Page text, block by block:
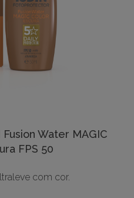
Water MAGIC
FPS 50
com cor.